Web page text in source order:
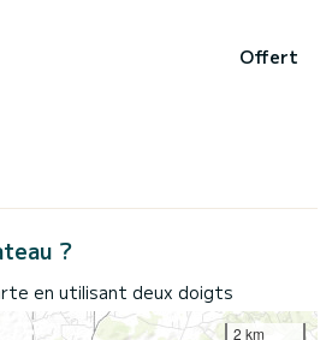
Offert
?
en utilisant deux doigts
2 km